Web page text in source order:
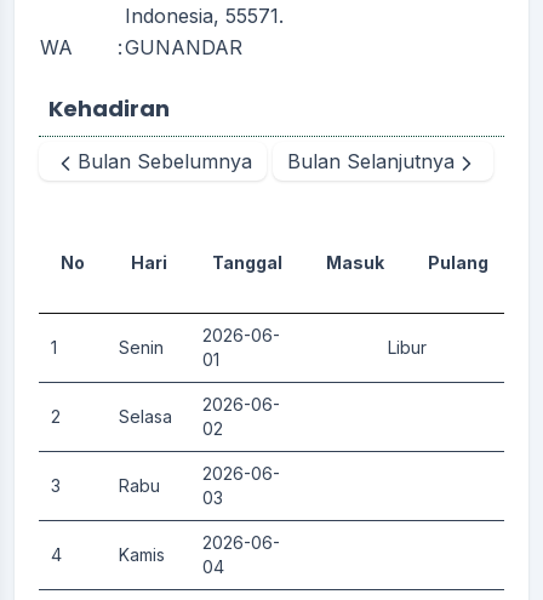
Indonesia, 55571.
WA
:GUNANDAR
Kehadiran
Bulan Sebelumnya Bulan Selanjutnya
No Hari Tanggal Masuk
Pulang
1 Senin
2026-06-
01
Libur
2 Selasa
2026-06-
02
3 Rabu
2026-06-
03
4 Kamis
2026-06-
04